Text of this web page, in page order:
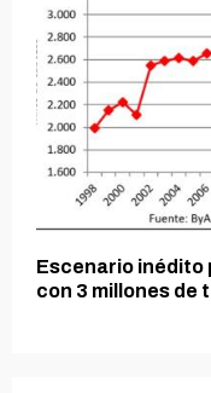
Escenario inédito
con 3 millones de